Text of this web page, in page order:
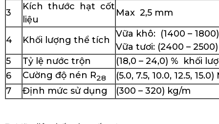
3
Kích thước hạt cốt
liệu
Max 2,5 mm
4 Khối lượng thể tích
Vữa khô: (1400 –
Vữa tươi: (2400 –
5
Tỷ lệ nước trộn
(18,0 – 24,0) % khối
6
Cường độ nén R28
(5.0, 7.5, 10.0, 12.5,
7
Định mức sử dụng (300 – 320) kg/m